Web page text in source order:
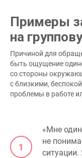
Примеры
на
Причиной для
быть ощущение
со стороны
с близкими,
проблемы в работе
«Мне
не